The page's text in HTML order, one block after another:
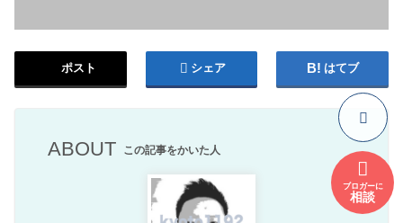
ポスト シェア はてブ
ABOUT この記事をかいた人
ブロガーに
相談